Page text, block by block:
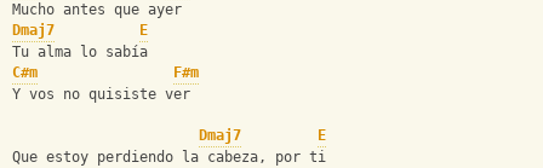
Mucho antes que ayer
Dmaj7
E
Tu alma lo sabía
C#m
F#m
Y vos no quisiste ver
Dmaj7
E
Que estoy perdiendo la cabeza, por ti